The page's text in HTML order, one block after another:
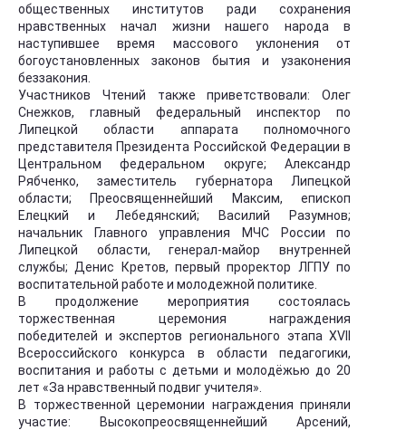
общественных институтов ради сохранения
нравственных начал жизни нашего народа в
наступившее время массового уклонения от
богоустановленных законов бытия и узаконения
беззакония.
Участников Чтений также приветствовали: Олег
Снежков, главный федеральный инспектор по
Липецкой области аппарата полномочного
представителя Президента Российской Федерации в
Центральном федеральном округе; Александр
Рябченко, заместитель губернатора Липецкой
области; Преосвященнейший Максим, епископ
Елецкий и Лебедянский; Василий Разумнов;
начальник Главного управления МЧС России по
Липецкой области, генерал-майор внутренней
службы; Денис Кретов, первый проректор ЛГПУ по
воспитательной работе и молодежной политике.
В продолжение мероприятия состоялась
торжественная церемония награждения
победителей и экспертов регионального этапа XVII
Всероссийского конкурса в области педагогики,
воспитания и работы с детьми и молодёжью до 20
лет «За нравственный подвиг учителя».
В торжественной церемонии награждения приняли
участие: Высокопреосвященнейший Арсений,